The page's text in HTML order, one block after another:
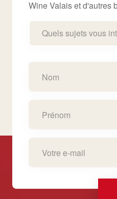
Wine Valais et d'autres
Quels sujets vous